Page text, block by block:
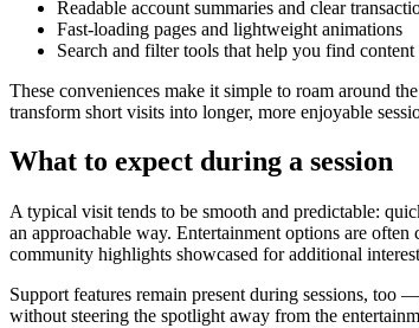
Readable account summaries and clear
Fast-loading pages and lightweight animations
Search and filter tools that help you find
These conveniences make it simple to roam around
transform short visits into longer, more enjoyable
What to expect during a session
A typical visit tends to be smooth and predictable:
an approachable way. Entertainment options are
community highlights showcased for additional
Support features remain present during sessions, too
without steering the spotlight away from the